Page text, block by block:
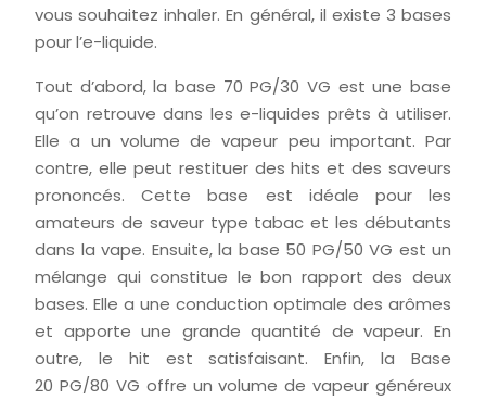
vous souhaitez inhaler. En général, il existe 3 bases
pour l’e-liquide.
Tout d’abord, la base 70 PG/30 VG est une base
qu’on retrouve dans les e-liquides prêts à utiliser.
Elle a un volume de vapeur peu important. Par
contre, elle peut restituer des hits et des saveurs
prononcés. Cette base est idéale pour les
amateurs de saveur type tabac et les débutants
dans la vape. Ensuite, la base 50 PG/50 VG est un
mélange qui constitue le bon rapport des deux
bases. Elle a une conduction optimale des arômes
et apporte une grande quantité de vapeur. En
outre, le hit est satisfaisant. Enfin, la Base
20 PG/80 VG offre un volume de vapeur généreux